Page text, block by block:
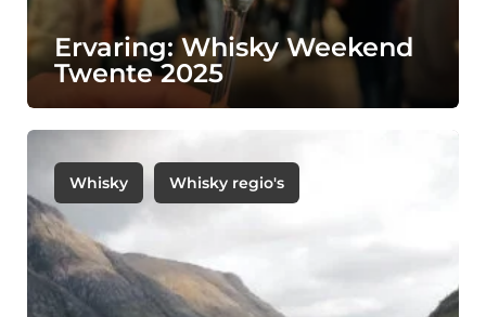
Ervaring: Whisky Weekend
Twente 2025
Whisky Whisky regio's